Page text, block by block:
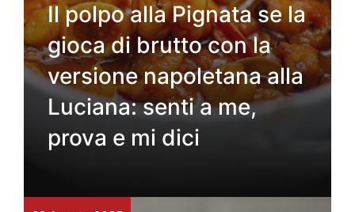
Il polpo alla Pignata se la
gioca di brutto con la
versione napoletana alla
Luciana: senti a me,
prova e mi dici